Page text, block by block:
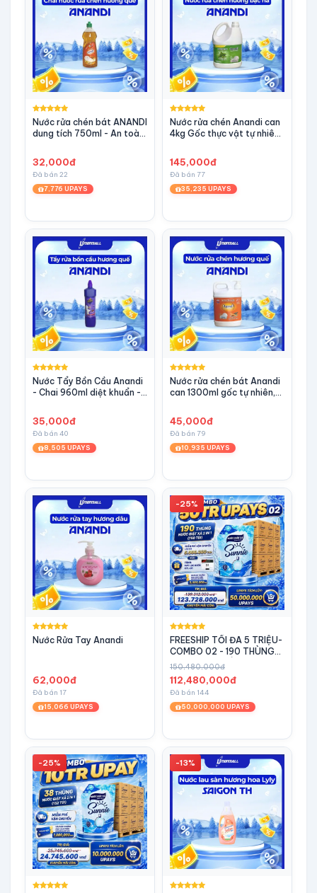
Nước rửa chén bát ANANDI
dung tích 750ml - An toàn
32,000đ
Đã bán 22
7,776 UPAYS
Nước rửa chén Anandi can
4kg Gốc thực vật tự nhiên
145,000đ
Đã bán 77
35,235 UPAYS
Nước Tẩy Bồn Cầu Anandi
- Chai 960ml diệt khuẩn -
Bóng Mọi Vết Ố
35,000đ
Đã bán 40
8,505 UPAYS
Nước rửa chén bát Anandi
can 1300ml gốc tự nhiên,
45,000đ
Đã bán 79
10,935 UPAYS
Nước Rửa Tay Anandi
62,000đ
Đã bán 17
15,066 UPAYS
-25%
FREESHIP TỐI ĐA 5 TRIỆU-
COMBO 02 - 190 THÙNG
NƯỚC GIẶT XẢ SUNNIE
DEEP CLEAN 2IN1 ( 3,4 KG)
150,480,000đ
112,480,000đ
Đã bán 144
50,000,000 UPAYS
-25% -13%